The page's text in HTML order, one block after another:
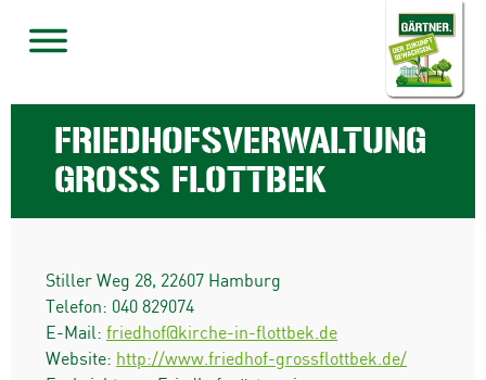
FRIEDHOFSVERWALTUNG
GROSS FLOTTBEK
Stiller Weg 28, 22607 Hamburg
Telefon: 040 829074
E-Mail: friedhof@kirche-in-flottbek.de
Website: http://www.friedhof-grossflottbek.de/